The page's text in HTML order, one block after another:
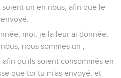
un en nous, afin que le
moi, je la leur ai donnée,
nous sommes un ;
qu'ils soient consommés en
que toi tu m'as envoyé, et